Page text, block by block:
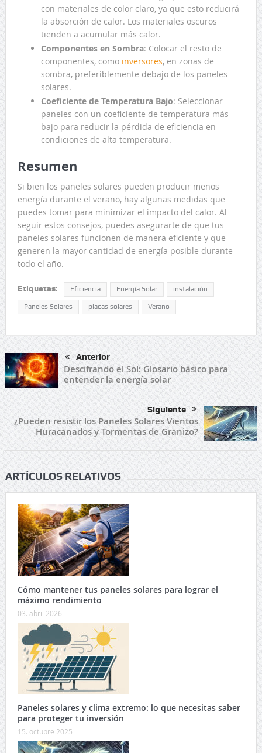
con materiales de color claro, ya que esto reducirá
la absorción de calor. Los materiales oscuros
tienden a acumular más calor.
Componentes en Sombra: Colocar el resto de
componentes, como inversores, en zonas de
sombra, preferiblemente debajo de los paneles
solares.
Coeficiente de Temperatura Bajo: Seleccionar
paneles con un coeficiente de temperatura más
bajo para reducir la pérdida de eficiencia en
condiciones de alta temperatura.
Resumen
Si bien los paneles solares pueden producir menos
energía durante el verano, hay algunas medidas que
puedes tomar para minimizar el impacto del calor. Al
seguir estos consejos, puedes asegurarte de que tus
paneles solares funcionen de manera eficiente y que
generen la mayor cantidad de energía posible durante
todo el año.
Etiquetas: Eficiencia Energía Solar instalación
Paneles Solares placas solares Verano
Anterior
Descifrando el Sol: Glosario básico para
entender la energía solar
Siguiente
¿Pueden resistir los Paneles Solares Vientos
Huracanados y Tormentas de Granizo?
ARTÍCULOS RELATIVOS
Cómo mantener tus paneles solares para lograr el
máximo rendimiento
03. abril 2026
Paneles solares y clima extremo: lo que necesitas saber
para proteger tu inversión
15. octubre 2025